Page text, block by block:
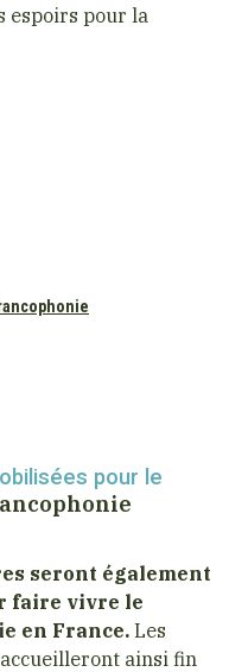
espoirs pour la
pour le
seront également
faire vivre le
en France.Les
ainsi fin